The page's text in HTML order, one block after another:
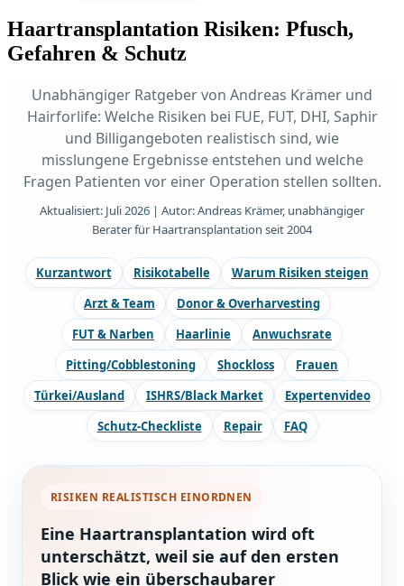
Haartransplantation Risiken: Pfusch,
Gefahren & Schutz
Unabhängiger Ratgeber von Andreas Krämer und
Hairforlife: Welche Risiken bei FUE, FUT, DHI, Saphir
und Billigangeboten realistisch sind, wie
misslungene Ergebnisse entstehen und welche
Fragen Patienten vor einer Operation stellen sollten.
Aktualisiert: Juli 2026 | Autor: Andreas Krämer, unabhängiger
Berater für Haartransplantation seit 2004
Kurzantwort Risikotabelle
Warum Risiken steigen
Arzt & Team
Donor & Overharvesting
FUT & Narben
Haarlinie
Anwuchsrate
Pitting/Cobblestoning
Shockloss
Frauen
Türkei/Ausland
ISHRS/Black Market
Expertenvideo
Schutz-Checkliste
Repair FAQ
RISIKEN REALISTISCH EINORDNEN
Eine Haartransplantation wird oft
unterschätzt, weil sie auf den ersten
Blick wie ein überschaubarer